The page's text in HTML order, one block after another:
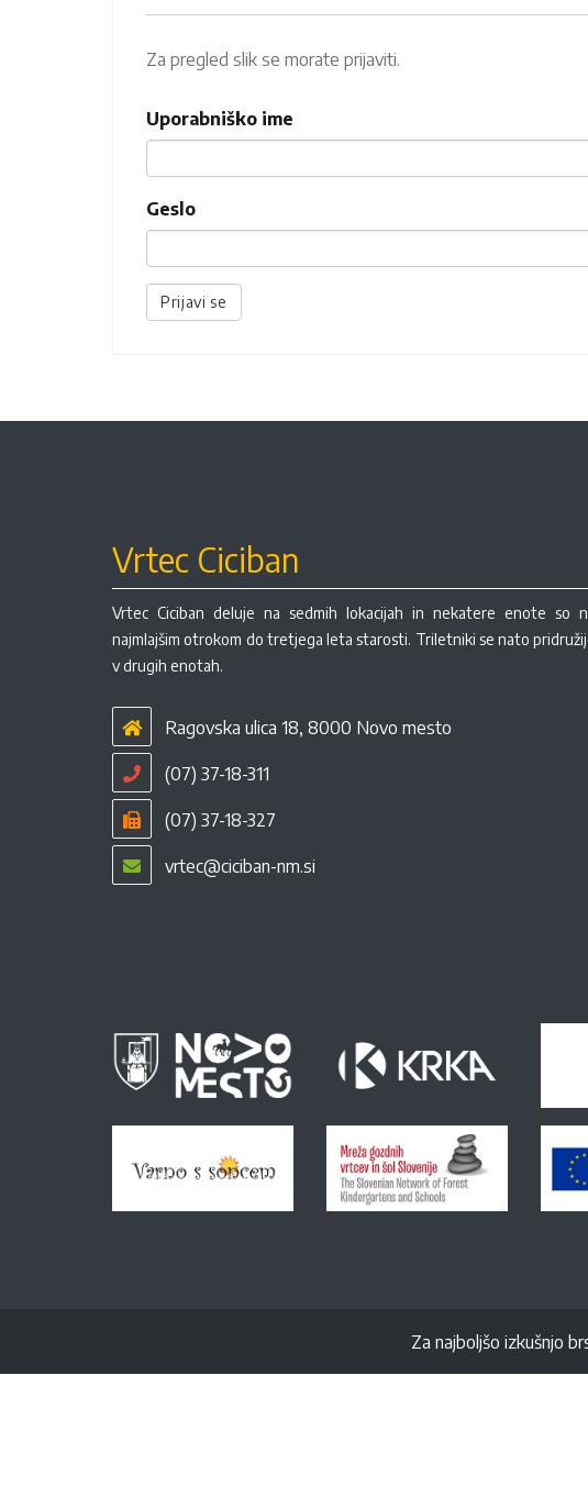
Za pregled slik se morate prijaviti.
Uporabniško ime
Geslo
Prijavi se
Vrtec Ciciban
Vrtec Ciciban deluje na sedmih lokacijah in nekatere enote so
najmlajšim otrokom do tretjega leta starosti. Triletniki se nato
v drugih enotah.
Ragovska ulica 18, 8000 Novo mesto
(07) 37-18-311
(07) 37-18-327
vrtec@ciciban-nm.si
Za najboljšo izkušnjo